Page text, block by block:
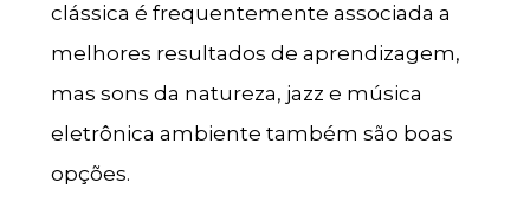
clássica é frequentemente associada a
melhores resultados de aprendizagem,
mas sons da natureza, jazz e música
eletrônica ambiente também são boas
opções.